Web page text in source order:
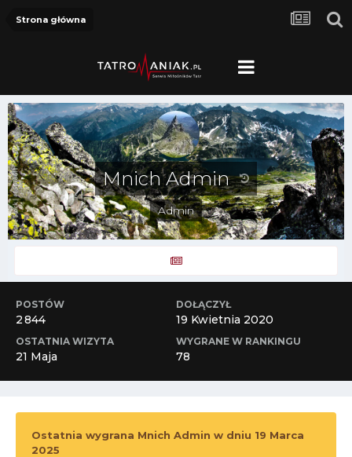
Strona główna
Mnich Admin
Admin
POSTÓW
2 844
DOŁĄCZYŁ
19 Kwietnia 2020
OSTATNIA WIZYTA
21 Maja
WYGRANE W RANKINGU
78
Ostatnia wygrana Mnich Admin w dniu 19 Marca
2025